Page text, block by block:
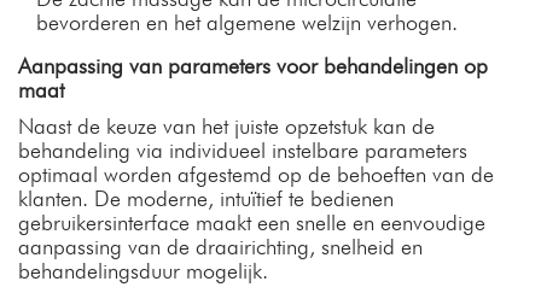
bevorderen en het algemene welzijn verhogen.
Aanpassing van parameters voor behandelingen op
maat
Naast de keuze van het juiste opzetstuk kan de
behandeling via individueel instelbare parameters
optimaal worden afgestemd op de behoeften van de
klanten. De moderne, intuïtief te bedienen
gebruikersinterface maakt een snelle en eenvoudige
aanpassing van de draairichting, snelheid en
behandelingsduur mogelijk.